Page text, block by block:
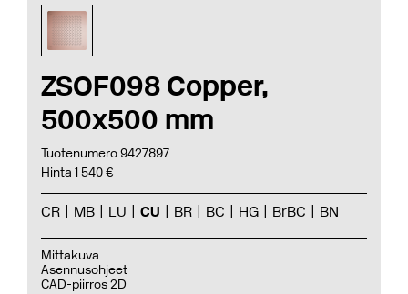
ZSOF098 Copper,
500x500 mm
Tuotenumero 9427897
Hinta 1 540 €
CR MB LU CU BR BC HG BrBC BN
Mittakuva
Asennusohjeet
CAD-piirros 2D